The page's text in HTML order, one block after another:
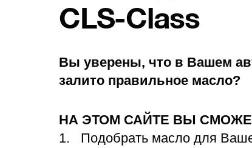
CLS-Class
Вы уверены, что в Вашем
залито правильное масло?
НА ЭТОМ САЙТЕ ВЫ
Подобрать масло для